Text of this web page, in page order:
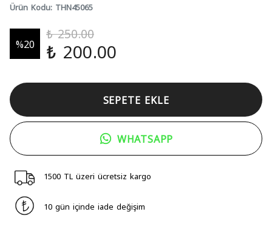
Ürün Kodu: THN45065
%20
₺ 250.00
₺ 200.00
SEPETE EKLE
WHATSAPP
1500 TL üzeri ücretsiz kargo
10 gün içinde iade değişim